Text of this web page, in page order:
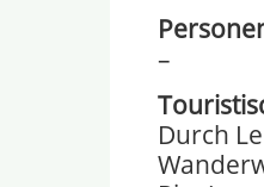
–
Durch